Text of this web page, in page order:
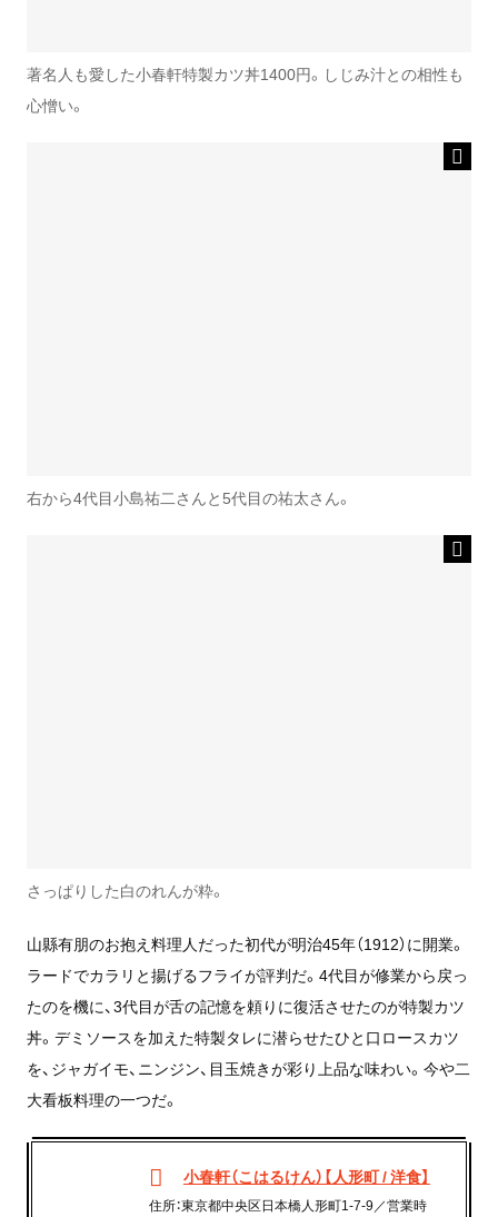
著名人も愛した小春軒特製カツ丼1400円。しじみ汁との相性も
心憎い。
右から4代目小島祐二さんと5代目の祐太さん。
さっぱりした白のれんが粋。
山縣有朋のお抱え料理人だった初代が明治45年（1912）に開業。
ラードでカラリと揚げるフライが評判だ。4代目が修業から戻っ
たのを機に、3代目が舌の記憶を頼りに復活させたのが特製カツ
丼。デミソースを加えた特製タレに潜らせたひと口ロースカツ
を、ジャガイモ、ニンジン、目玉焼きが彩り上品な味わい。今や二
大看板料理の一つだ。
小春軒（こはるけん）【人形町 / 洋食】
住所：東京都中央区日本橋人形町1-7-9／営業時